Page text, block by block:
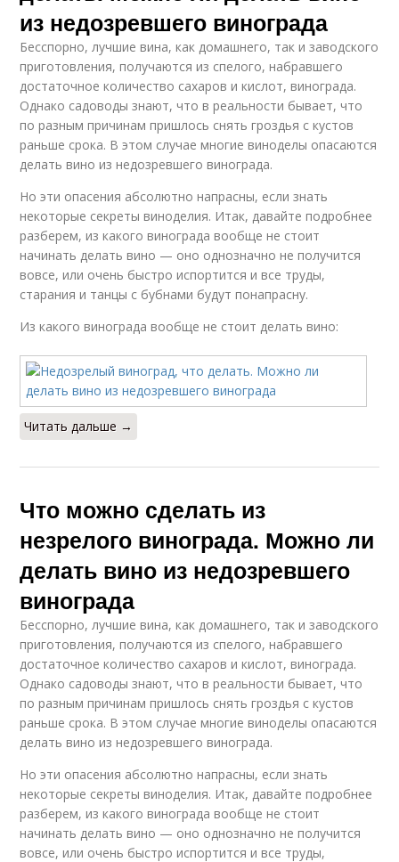
из недозревшего винограда
Бесспорно, лучшие вина, как домашнего, так и заводского
приготовления, получаются из спелого, набравшего
достаточное количество сахаров и кислот, винограда.
Однако садоводы знают, что в реальности бывает, что
по разным причинам пришлось снять гроздья с кустов
раньше срока. В этом случае многие виноделы опасаются
делать вино из недозревшего винограда.
Но эти опасения абсолютно напрасны, если знать
некоторые секреты виноделия. Итак, давайте подробнее
разберем, из какого винограда вообще не стоит
начинать делать вино — оно однозначно не получится
вовсе, или очень быстро испортится и все труды,
старания и танцы с бубнами будут понапрасну.
Из какого винограда вообще не стоит делать вино:
Читать дальше →
Что можно сделать из
незрелого винограда. Можно ли
делать вино из недозревшего
винограда
Бесспорно, лучшие вина, как домашнего, так и заводского
приготовления, получаются из спелого, набравшего
достаточное количество сахаров и кислот, винограда.
Однако садоводы знают, что в реальности бывает, что
по разным причинам пришлось снять гроздья с кустов
раньше срока. В этом случае многие виноделы опасаются
делать вино из недозревшего винограда.
Но эти опасения абсолютно напрасны, если знать
некоторые секреты виноделия. Итак, давайте подробнее
разберем, из какого винограда вообще не стоит
начинать делать вино — оно однозначно не получится
вовсе, или очень быстро испортится и все труды,